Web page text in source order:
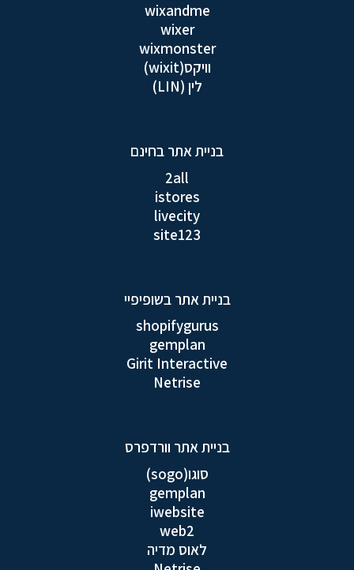
wixandme
wixer
wixmonster
וויקס(wixit)
לין (LIN)
בניית אתר בחינם
2all
istores
livecity
site123
בניית אתר בשופיפיי
shopifygurus
gemplan
Girit Interactive
Netrise
בניית אתר וורדפרס
סוגו(sogo)
gemplan
iwebsite
web2
לאוס מדיה